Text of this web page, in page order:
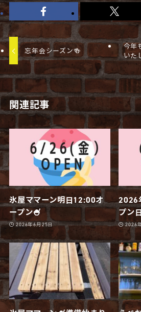
忘年会シーズン🍻
今年
いた
関連記事
氷屋ママーン明日12:00オ
ープン🍧
2026年6月25日
2026
プン
2026